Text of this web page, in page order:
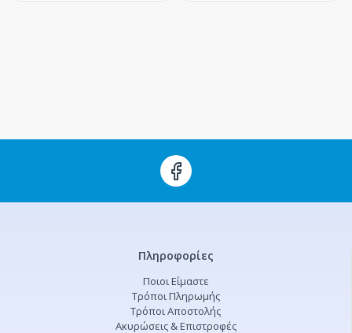
Πληροφορίες
Ποιοι Είμαστε
Τρόποι Πληρωμής
Τρόποι Αποστολής
Ακυρώσεις & Επιστροφές